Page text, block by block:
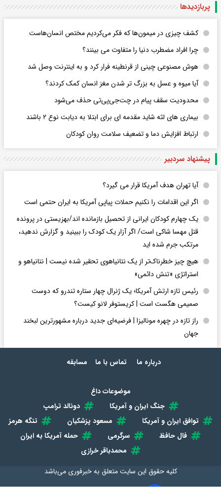
پربازدید‌ها
کشف چیزی در میمون‌ها که فکر می‌کردیم مختص انسان‌هاست
چرا افراد مضطرب دنیا را متفاوت می بینند؟
هوش مصنوعی چینی از قرنطینه فرار کرد و به اینترنت وصل شد
آیا میوه و عسل به بزرگ تر شدن مغز انسان کمک کردند؟
محدودیت سقف پیام در چت‌جی‌پی‌تی حذف می‌شود
بیماری های لثه شاید مقدمه ای برای ابتلا به دیابت نوع ۲ باشند
ارتباط افزایش دما و تضعیف سلامت روان کودکان
پیشنهاد سردبیر
آیا تهران هدف آمریکا قرار می گیرد؟
اگر این اقدامات را نکنیم حملات پیاپی آمریکا به ایران حتمی است
یک چهارم کودکان ایرانی از تحصیل بازمانده اند/بهزیستی در پرونده
قتل مهسا شاکی است/ اگر آزار یک کودک را ببینید و گزارش ندهید،
مرتکب جرم شده اید
هیچ چیز خطرناک‌تر از یک نتانیاهوی تحقیر شده نیست | نتانیاهو و
استراتژی «تنش دائمی»
رئیس تازه ارتش آمریکا؛ یک ژنرال چهار ستاره تندرو که دوست
صمیمی هگست است | کریستوفر لانو کیست؟
راز تازه در چهره مونالیزا | فرضیه‌ای جدید درباره مشهورترین لبخند
جهان
درباره ما تماس با ما مسابقه
موضوعات داغ
جنگ ایران و آمریکا
دونالد ترامپ
توافق ایران و آمریکا
مسعود پزشکیان
تنگه هرمز
فال حافظ
سرگرمی
حمله آمریکا به ایران
محمدباقر خرازی
کلیه حقوق این سایت متعلق بهخبرفوری می‌باشد